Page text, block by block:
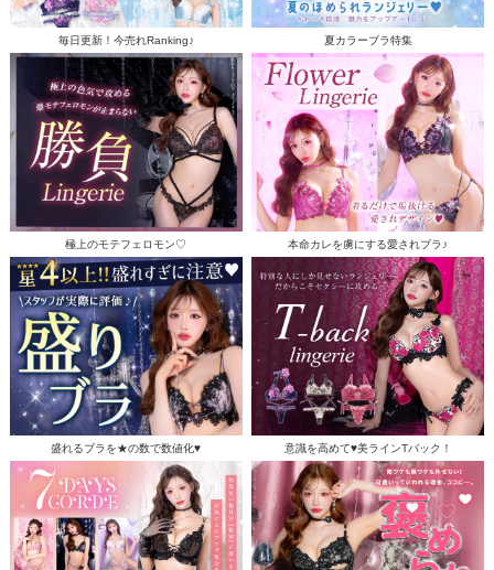
毎日更新！今売れRanking♪ 夏カラーブラ特集
極上のモテフェロモン♡ 本命カレを虜にする愛されブラ♪
盛れるブラを★の数で数値化♥ 意識を高めて♥美ラインTバック！